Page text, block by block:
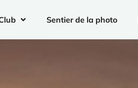
Sentier de la photo